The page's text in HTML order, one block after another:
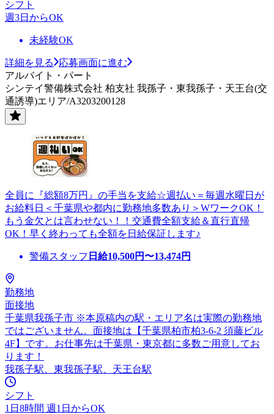
シフト
週3日からOK
未経験OK
詳細を見る
応募画面に進む
アルバイト・パート
シンテイ警備株式会社 柏支社 我孫子・東我孫子・天王台(交
通誘導)エリア/A3203200128
全員に『総額8万円』の手当を支給☆週払い＝毎週水曜日が
お給料日＜千葉県や都内に勤務地多数あり＞WワークOK！
もう金欠とは言わせない！！交通費全額支給＆直行直帰
OK！早く終わっても全額を日給保証します♪
警備スタッフ 日給10,500円〜13,474円
勤務地
面接地
千葉県我孫子市 ※本原稿内の駅・エリア名は実際の勤務地
ではございません。面接地は【千葉県柏市柏3-6-2 須藤ビル
4F】です。お仕事先は千葉県・東京都に多数ご用意してお
ります！
我孫子駅、東我孫子駅、天王台駅
シフト
1日8時間 週1日からOK